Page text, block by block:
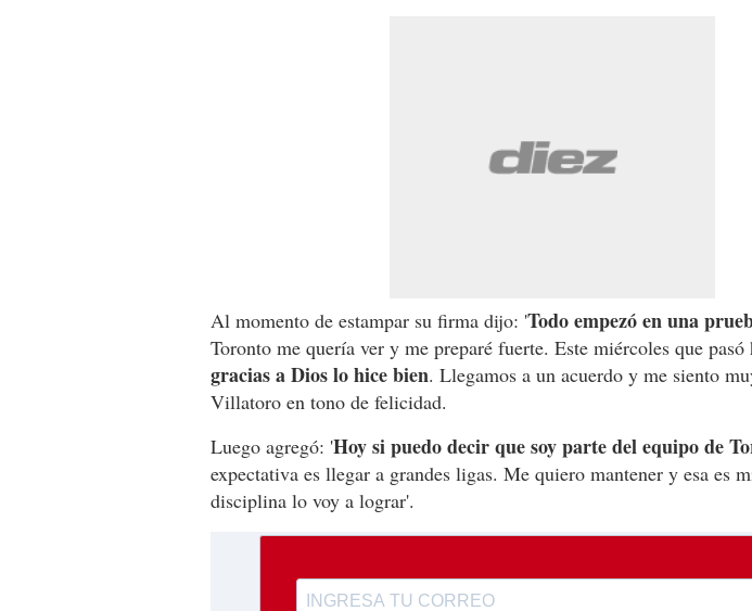
Al momento de estampar su firma dijo: 'Todo empezó en una
Toronto me quería ver y me preparé fuerte. Este miércoles que
gracias a Dios lo hice bien. Llegamos a un acuerdo y me siento
Villatoro en tono de felicidad.
Luego agregó: 'Hoy si puedo decir que soy parte del equipo de
expectativa es llegar a grandes ligas. Me quiero mantener y esa es
disciplina lo voy a lograr'.